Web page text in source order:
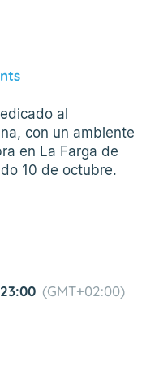
al
con un ambiente
en La Farga de
10 de octubre.
23:00 (GMT+02:00)